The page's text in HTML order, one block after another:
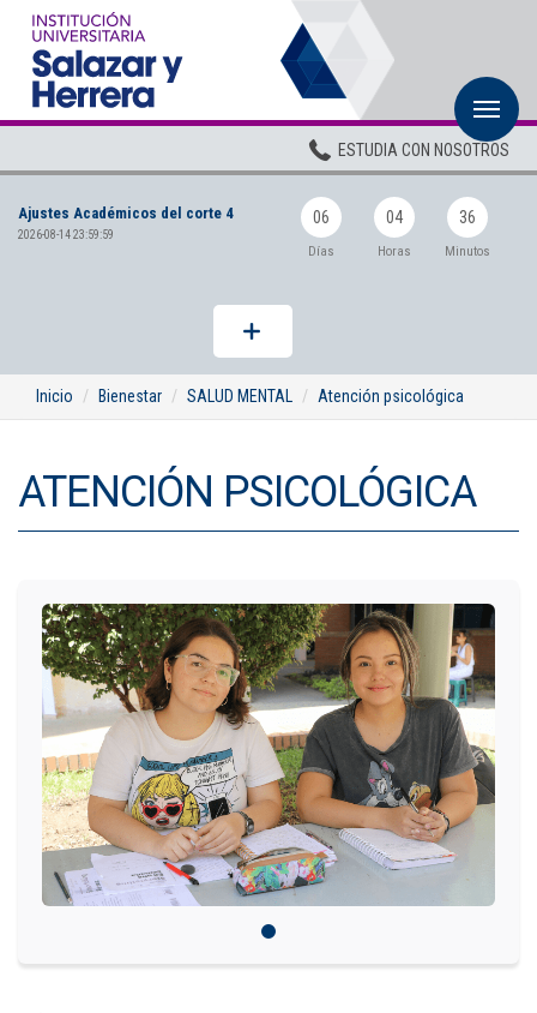
ESTUDIA CON NOSOTROS
Ajustes Académicos del corte 4
2026-08-14 23:59:59
06
Días
04
Horas
36
Minutos
Inicio Bienestar SALUD MENTAL Atención psicológica
ATENCIÓN PSICOLÓGICA
Pregrados
Planta Docente
ADMISIONES
BIENESTAR
Centros
BIBLIOTECA
Consultorio Juridico
Pastoral
CARTERA
Inscripciones
Estudiantes
Egresados